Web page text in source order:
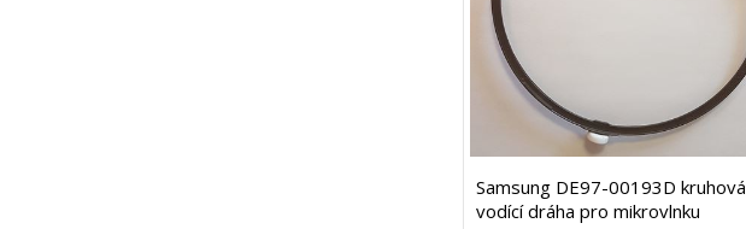
Samsung DE97-00193D kruhová
vodící dráha pro mikrovlnku